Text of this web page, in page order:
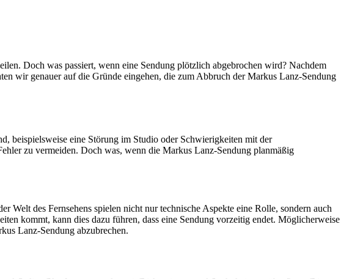
Doch was passiert, wenn eine Sendung plötzlich abgebrochen wird? Nachdem
wir genauer auf die Gründe eingehen, die zum Abbruch der Markus Lanz-Sendung
beispielsweise eine Störung im Studio oder Schwierigkeiten mit der
zu vermeiden. Doch was, wenn die Markus Lanz-Sendung planmäßig
des Fernsehens spielen nicht nur technische Aspekte eine Rolle, sondern auch
kommt, kann dies dazu führen, dass eine Sendung vorzeitig endet. Möglicherweise
Lanz-Sendung abzubrechen.